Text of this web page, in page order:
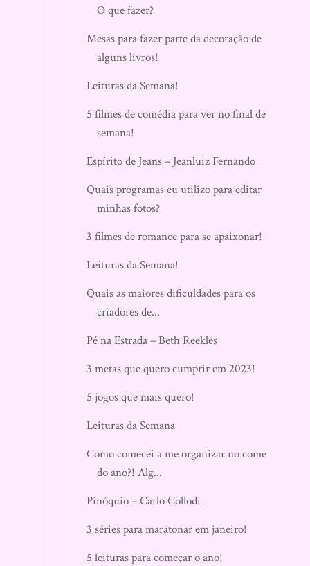
O que fazer?
Mesas para fazer parte da decoração de
alguns livros!
Leituras da Semana!
5 filmes de comédia para ver no final de
semana!
Espírito de Jeans – Jeanluiz Fernando
Quais programas eu utilizo para editar
minhas fotos?
3 filmes de romance para se apaixonar!
Leituras da Semana!
Quais as maiores dificuldades para os
criadores de...
Pé na Estrada – Beth Reekles
3 metas que quero cumprir em 2023!
5 jogos que mais quero!
Leituras da Semana
Como comecei a me organizar no começo
do ano?! Alg...
Pinóquio – Carlo Collodi
3 séries para maratonar em janeiro!
5 leituras para começar o ano!